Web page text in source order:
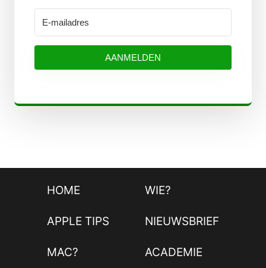
AANMELDEN
HOME WIE?
APPLE TIPS NIEUWSBRIEF
MAC? ACADEMIE